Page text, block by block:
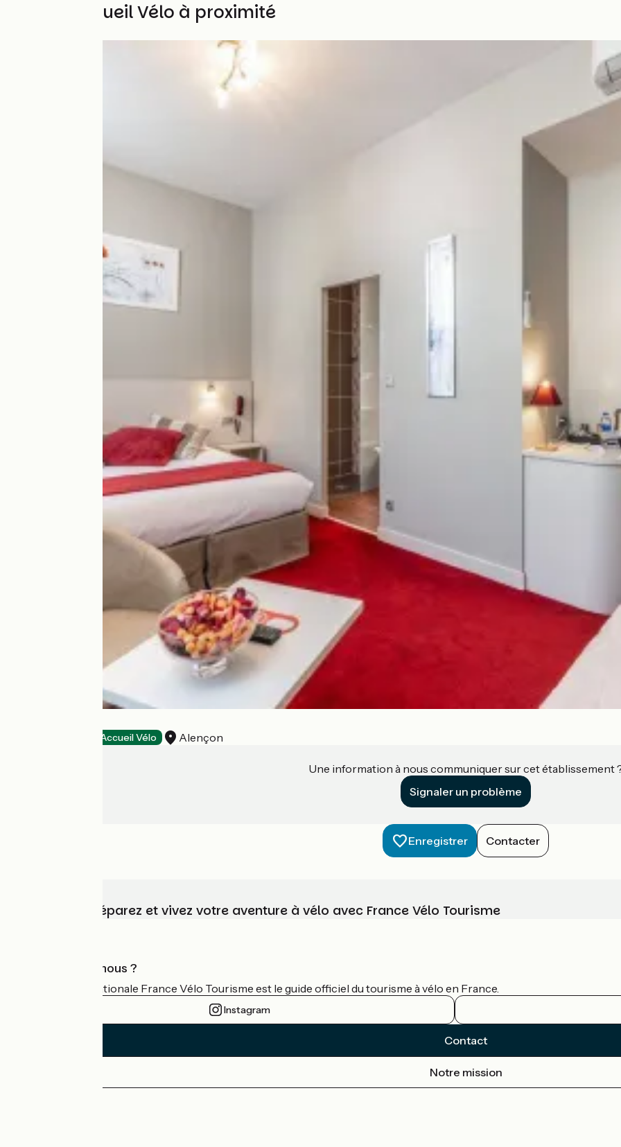
Autres Accueil Vélo à proximité
Accueil Vélo Alençon
Une information à nous communiquer sur cet établissement
Signaler un problème
Enregistrer Contacter
Choisissez, préparez et vivez votre aventure à vélo avec France Vélo Tourisme
Qui sommes-nous ?
L'association nationale France Vélo Tourisme est le guide officiel du tourisme à vélo en France.
Instagram
Contact
Notre mission